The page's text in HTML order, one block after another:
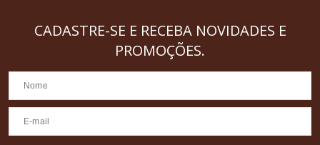
CADASTRE-SE E RECEBA NOVIDADES E
PROMOÇÕES.